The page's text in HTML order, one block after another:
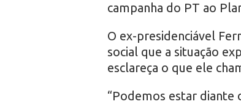
campanha do PT ao
O ex-presidenciável
social que a situação
esclareça o que ele
“Podemos estar diante